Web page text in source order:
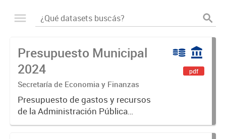
Presupuesto Municipal
2024
Secretaría de Economia y Finanzas
Presupuesto de gastos y recursos
de la Administración Pública
Municipal para el ejercicio 2024.
pdf